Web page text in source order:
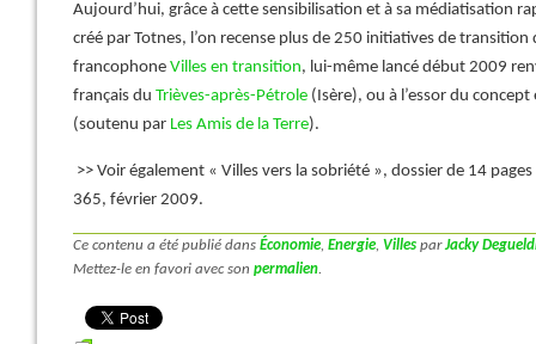
Aujourd’hui, grâce à cette sensibilisation et à sa médiatisation
créé par Totnes, l’on recense plus de 250 initiatives de transition
francophone Villes en transition, lui-même lancé début 2009
français du Trièves-après-Pétrole (Isère), ou à l’essor du
(soutenu par Les Amis de la Terre).
>> Voir également « Villes vers la sobriété », dossier de 14
365, février 2009.
Ce contenu a été publié dans Économie, Energie, Villes parJacky
Mettez-le en favori avec son permalien.